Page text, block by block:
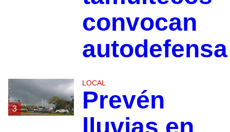
convocan
autodefensa
3
LOCAL
Prevén
lluvias en